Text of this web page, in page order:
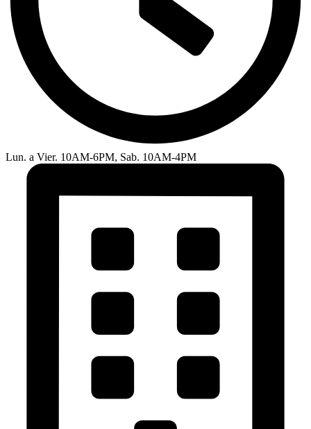
Lun. a Vier. 10AM-6PM, Sab. 10AM-4PM